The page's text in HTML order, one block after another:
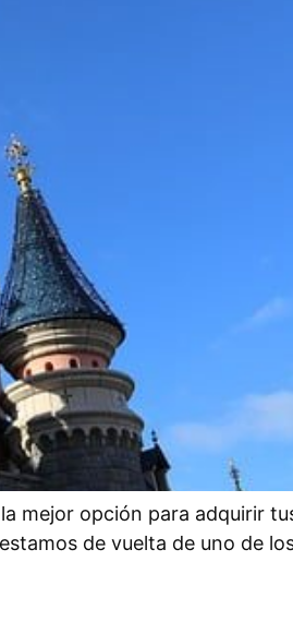
mejor opción para adquirir
de vuelta de uno de